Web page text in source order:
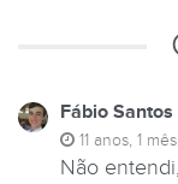
Fábio Santos
11 anos, 1
Não